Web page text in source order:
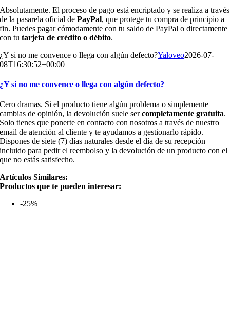
Absolutamente. El proceso de pago está encriptado y se realiza a través
de la pasarela oficial dePayPal, que protege tu compra de principio a
fin. Puedes pagar cómodamente con tu saldo de PayPal o directamente
con tutarjeta de crédito o débito.
¿Y si no me convence o llega con algún defecto?Yaloveo2026-07-
08T16:30:52+00:00
¿Y si no me convence o llega con algún defecto?
Cero dramas. Si el producto tiene algún problema o simplemente
cambias de opinión, la devolución suele sercompletamente gratuita.
Solo tienes que ponerte en contacto con nosotros a través de nuestro
email de atención al cliente y te ayudamos a gestionarlo rápido.
Dispones de siete (7) días naturales desde el día de su recepción
incluido para pedir el reembolso y la devolución de un producto con el
que no estás satisfecho.
Artículos Similares:
Productos que te pueden interesar:
-25%